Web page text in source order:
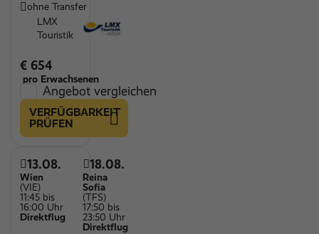
ohne Transfer
LMX
Touristik
€ 654
pro Erwachsenen
Angebot vergleichen
VERFÜGBARKEIT
PRÜFEN
13.08.
Wien
(VIE)
11:45 bis
16:00 Uhr
Direktflug
18.08.
Reina
Sofia
(TFS)
17:50 bis
23:50 Uhr
Direktflug